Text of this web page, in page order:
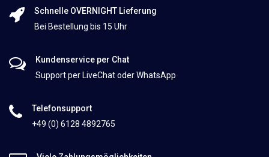
Schnelle OVERNIGHT Lieferung
Bei Bestellung bis 15 Uhr
Kundenservice per Chat
Support per LiveChat oder WhatsApp
Telefonsupport
+49 (0) 6128 4892765